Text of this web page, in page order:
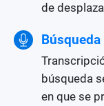
de
búsqueda
en que se